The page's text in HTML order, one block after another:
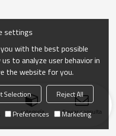
categoría Enviar consulta
settings
with the best possible
to analyze user behavior in
the website for you.
Selection
Reject All
Preferences Marketing